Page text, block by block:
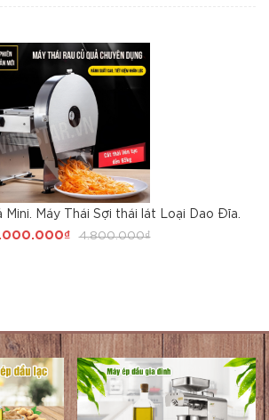
Mini. Máy Thái Sợi thái lát Loại Dao Đĩa.
4.800.000₫